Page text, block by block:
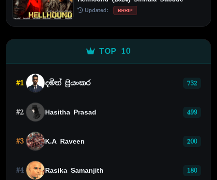
Updated: BRRIP
TOP 10
#1 දමිත් ප්‍රියංකර 732
#2 Hasitha Prasad 499
#3 K.A Raveen 200
#4 Rasika Samanjith 180